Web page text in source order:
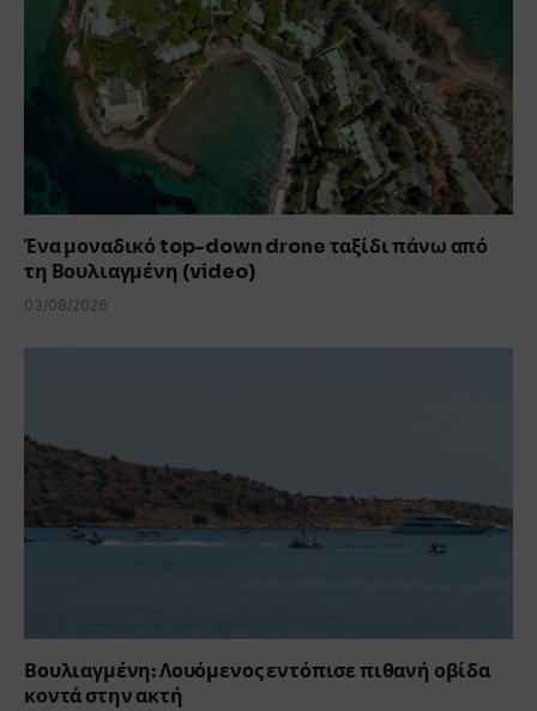
Ένα μοναδικό top-down drone ταξίδι πάνω από
τη Βουλιαγμένη (video)
03/08/2026
Βουλιαγμένη: Λουόμενος εντόπισε πιθανή οβίδα
κοντά στην ακτή